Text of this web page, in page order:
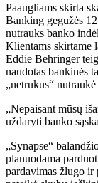
Paaugliams skirta
Banking gegužės
nutrauks banko
Klientams skirtame
Eddie Behringer
naudotas bankinės
„netrukus“
„Nepaisant mūsų
uždaryti banko
„Synapse“
planuodama
pardavimas žlugo ir